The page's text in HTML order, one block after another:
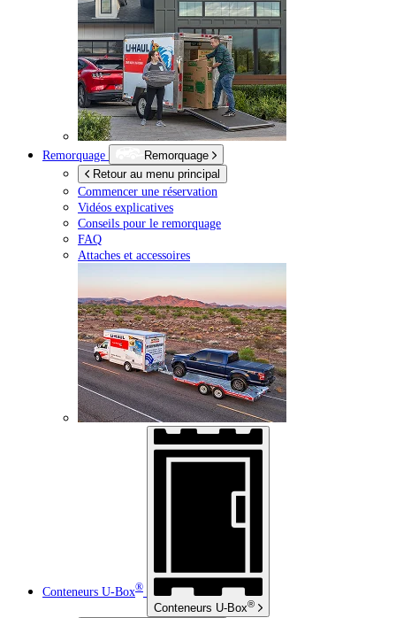
Remorquage
Remorquage
Retour au menu principal
Commencer une réservation
Vidéos explicatives
Conseils pour le remorquage
FAQ
Attaches et accessoires
Conteneurs U-Box®
Conteneurs U-Box®